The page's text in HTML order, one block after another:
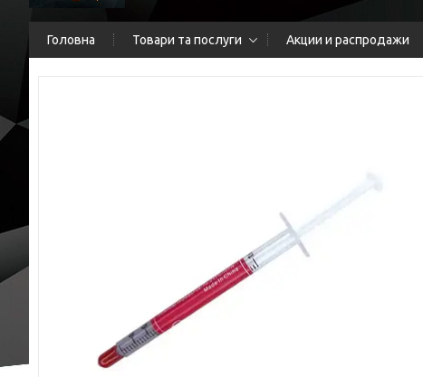
Головна Товари та послуги Акции и распродажи